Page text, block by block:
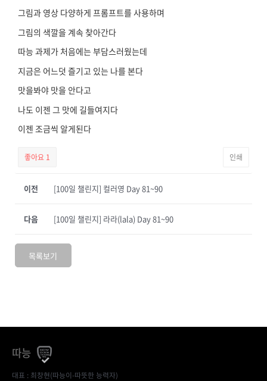
그림과 영상 다양하게 프롬프트를 사용하며
그림의 색깔을 계속 찾아간다
따능 과제가 처음에는 부담스러웠는데
지금은 어느덧 즐기고 있는 나를 본다
맛을봐야 맛을 안다고
나도 이젠 그 맛에 길들여지다
이젠 조금씩 알게된다
좋아요 1 인쇄
이전 [100일 챌린지] 컬러영 Day 81~90
[100일 챌린지] 라라(lala) Day 81~90
다음
목록보기
따능
대표 : 최창현(따능이-따뜻한 능력자)